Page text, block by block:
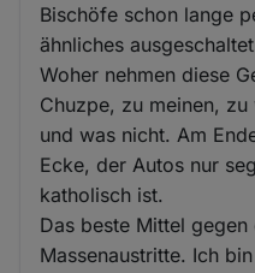
Bischöfe schon lange
ähnliches
Woher nehmen diese
Chuzpe, zu meinen,
und was nicht. Am
Ecke, der Autos nur
katholisch ist.
Das beste Mittel gegen
Massenaustritte. Ich